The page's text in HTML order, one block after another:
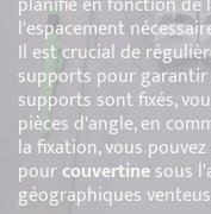
l'espacement
Il est crucial de
supports pour
supports sont fixés,
pièces d'angle, en
la fixation, vous
pourcouvertinesous
géographiques